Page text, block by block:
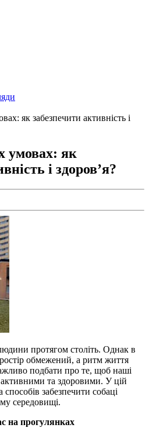
як забезпечити активність і
умовах: як
і здоров’я?
протягом століть. Однак в
обмежений, а ритм життя
подбати про те, щоб наші
активними та здоровими. У цій
способів забезпечити собаці
середовищі.
на прогулянках